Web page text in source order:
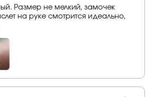
Размер не мелкий, замочек
на руке смотрится идеально,